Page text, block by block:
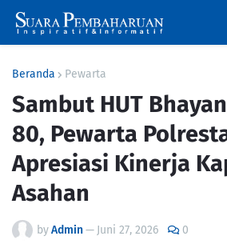
Beranda Pewarta
Sambut HUT
80, Pewarta
Apresiasi Kinerja
Asahan
byAdmin— Juni 27, 2026 0